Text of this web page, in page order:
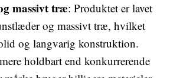
massivt træ: Produktet er lavet
og massivt træ, hvilket
og langvarig konstruktion.
holdbart end konkurrerende